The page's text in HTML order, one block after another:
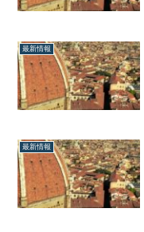
最新情報
最新情報